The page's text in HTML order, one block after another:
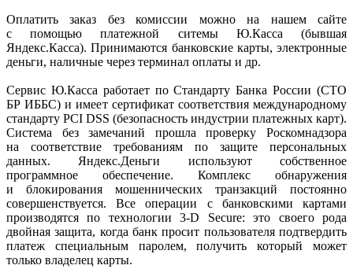
Оплатить заказ без комиссии можно на нашем сайте
с помощью платежной ситемы Ю.Касса
(бывшая
Яндекс.Касса). Принимаются банковские карты, электронные
деньги, наличные через терминал оплаты и др.
Сервис Ю.Касса работает по Стандарту Банка России (СТО
БР ИББС) и имеет сертификат соответствия международному
стандарту PCI DSS (безопасность индустрии платежных карт).
Система без замечаний прошла проверку Роскомнадзора
на соответствие требованиям по защите персональных
данных. Яндекс.Деньги используют собственное
программное обеспечение. Комплекс обнаружения
и блокирования мошеннических транзакций постоянно
совершенствуется. Все операции с банковскими картами
производятся по технологии 3-D Secure: это своего рода
двойная защита, когда банк просит пользователя подтвердить
платеж специальным паролем, получить который может
только владелец карты.